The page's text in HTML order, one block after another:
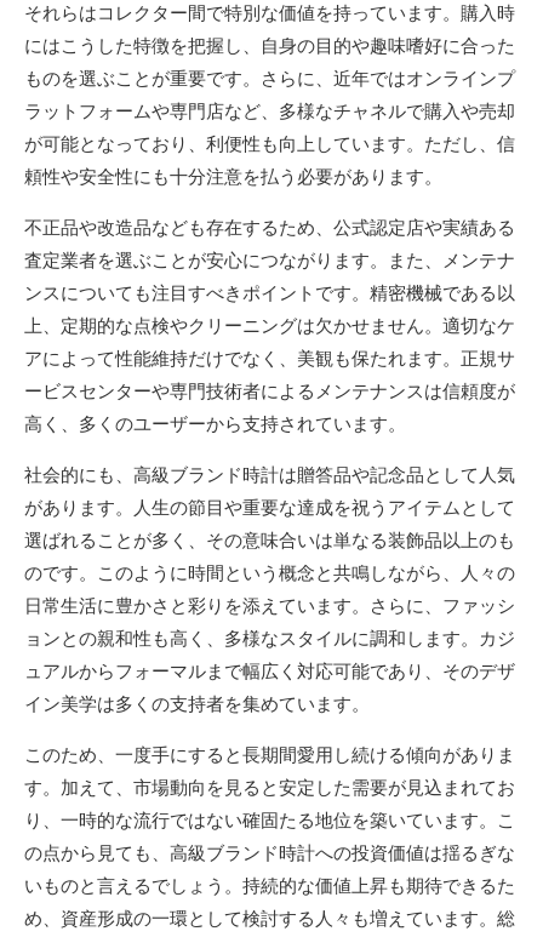
それらはコレクター間で特別な価値を持っています。購入時
にはこうした特徴を把握し、自身の目的や趣味嗜好に合った
ものを選ぶことが重要です。さらに、近年ではオンラインプ
ラットフォームや専門店など、多様なチャネルで購入や売却
が可能となっており、利便性も向上しています。ただし、信
頼性や安全性にも十分注意を払う必要があります。
不正品や改造品なども存在するため、公式認定店や実績ある
査定業者を選ぶことが安心につながります。また、メンテナ
ンスについても注目すべきポイントです。精密機械である以
上、定期的な点検やクリーニングは欠かせません。適切なケ
アによって性能維持だけでなく、美観も保たれます。正規サ
ービスセンターや専門技術者によるメンテナンスは信頼度が
高く、多くのユーザーから支持されています。
社会的にも、高級ブランド時計は贈答品や記念品として人気
があります。人生の節目や重要な達成を祝うアイテムとして
選ばれることが多く、その意味合いは単なる装飾品以上のも
のです。このように時間という概念と共鳴しながら、人々の
日常生活に豊かさと彩りを添えています。さらに、ファッシ
ョンとの親和性も高く、多様なスタイルに調和します。カジ
ュアルからフォーマルまで幅広く対応可能であり、そのデザ
イン美学は多くの支持者を集めています。
このため、一度手にすると長期間愛用し続ける傾向がありま
す。加えて、市場動向を見ると安定した需要が見込まれてお
り、一時的な流行ではない確固たる地位を築いています。こ
の点から見ても、高級ブランド時計への投資価値は揺るぎな
いものと言えるでしょう。持続的な価値上昇も期待できるた
め、資産形成の一環として検討する人々も増えています。総